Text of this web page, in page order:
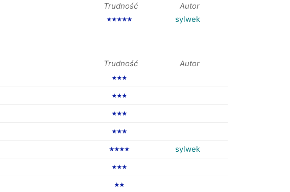
Trudność Autor
★★★★★ sylwek
Trudność Autor
★★★
★★★
★★★
★★★
★★★★ sylwek
★★★
★★